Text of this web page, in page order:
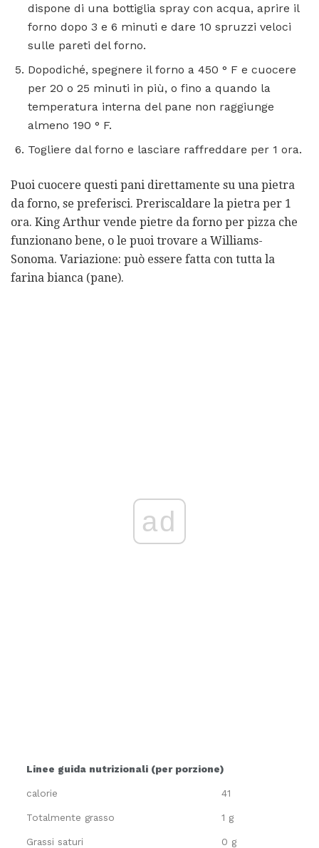
dispone di una bottiglia spray con acqua, aprire il
forno dopo 3 e 6 minuti e dare 10 spruzzi veloci
sulle pareti del forno.
Dopodiché, spegnere il forno a 450 ° F e cuocere
per 20 o 25 minuti in più, o fino a quando la
temperatura interna del pane non raggiunge
almeno 190 ° F.
Togliere dal forno e lasciare raffreddare per 1 ora.
Puoi cuocere questi pani direttamente su una pietra
da forno, se preferisci. Preriscaldare la pietra per 1
ora. King Arthur vende pietre da forno per pizza che
funzionano bene, o le puoi trovare a Williams-
Sonoma. Variazione: può essere fatta con tutta la
farina bianca (pane).
ad
Linee guida nutrizionali (per porzione)
calorie 41
Totalmente grasso 1 g
Grassi saturi 0 g